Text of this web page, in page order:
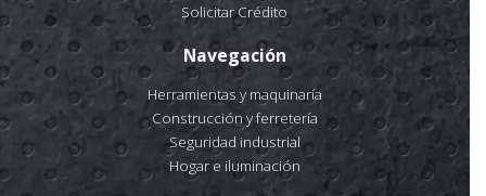
Solicitar Crédito
Navegación
Herramientas y maquinaría
Construcción y ferretería
Seguridad industrial
Hogar e iluminación